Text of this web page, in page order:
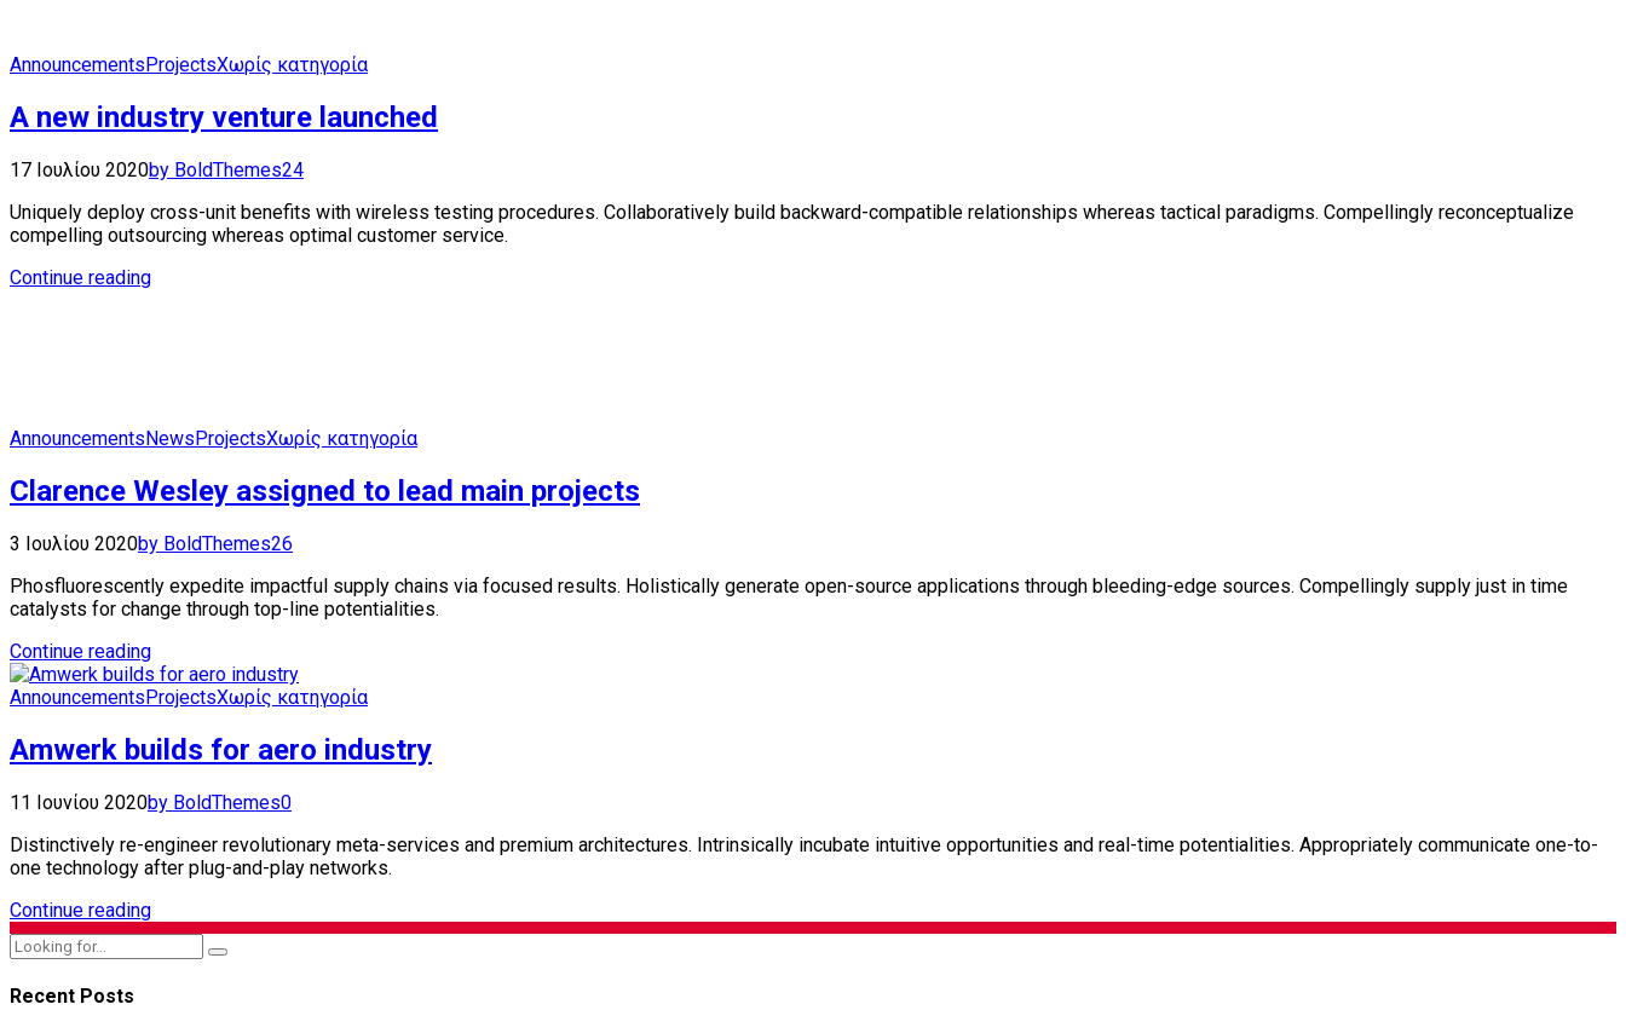
Announcements ProjectsΧωρίς κατηγορία
A new industry venture launched
17 Ιουλίου 2020by BoldThemes24
Uniquely deploy cross-unit benefits with wireless testing procedures. Collaboratively build backward-compatible relationships whereas tactical paradigms. Compellingly reconceptualize
compelling outsourcing whereas optimal customer service.
Continue reading
Announcements News ProjectsΧωρίς κατηγορία
Clarence Wesley assigned to lead main projects
3 Ιουλίου 2020by BoldThemes26
Phosfluorescently expedite impactful supply chains via focused results. Holistically generate open-source applications through bleeding-edge sources. Compellingly supply just in time
catalysts for change through top-line potentialities.
Continue reading
AnnouncementsProjectsΧωρίς κατηγορία
Amwerk builds for aero industry
11 Ιουνίου 2020by BoldThemes0
Distinctively re-engineer revolutionary meta-services and premium architectures. Intrinsically incubate intuitive opportunities and real-time potentialities. Appropriately communicate one-to-
one technology after plug-and-play networks.
Continue reading
Recent Posts